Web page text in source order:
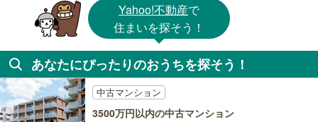
Yahoo!不動産で
住まいを探そう！
あなたにぴったりのおうちを探そう！
中古マンション
3500万円以内の中古マンション